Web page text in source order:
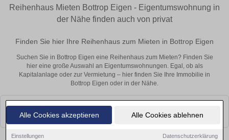
Alle Cookies akzeptieren Alle Cookies ablehnen
Einstellungen Datenschutzerklärung
Reihenhaus Mieten Bottrop Eigen - Eigentumswohnung in
der Nähe finden auch von privat
Finden Sie hier Ihre Reihenhaus zum Mieten in Bottrop Eigen
Suchen Sie in Bottrop Eigen eine Reihenhaus zum Mieten? Finden Sie
hier eine große Auswahl an Eigentumswohnungen. Egal, ob als
Kapitalanlage oder zur Vermietung – hier finden Sie Ihre Immobilie in
Bottrop Eigen oder in der Nähe.
Leider konnten wir derzeit keine passenden Objekte finden. Schauen Sie
bald wieder vorbei!